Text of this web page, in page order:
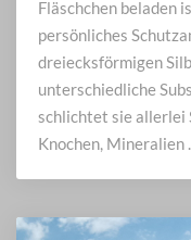
Fläschchen beladen
persönliches
dreiecksförmigen
unterschiedliche
schlichtet sie allerlei
Knochen, Mineralien